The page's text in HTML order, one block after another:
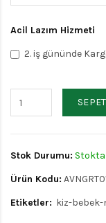
Acil Lazım Hizmeti
2. iş gününde
Stok Durumu:
Ürün Kodu:
Etiketler: kiz-bebek-